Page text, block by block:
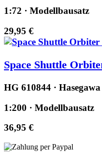
1:72 · Modellbausatz
29,95 €
Space Shuttle
HG 610844 · Hasegawa
1:200 · Modellbausatz
36,95 €